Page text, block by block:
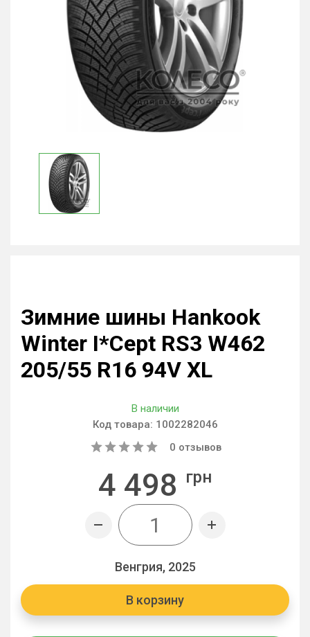
Зимние шины Hankook
Winter I*Cept RS3 W462
205/55 R16 94V XL
В наличии
Код товара: 1002282046
0 отзывов
4 498 грн
Венгрия, 2025
В корзину